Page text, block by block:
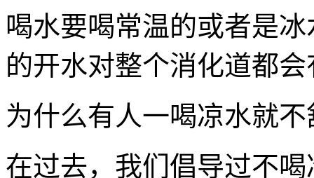
喝水要喝常温的或者是
的开水对整个消化道都
为什么有人一喝凉水就不
在过去，我们倡导过不